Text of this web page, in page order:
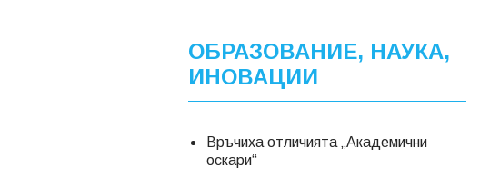
ОБРАЗОВАНИЕ, НАУКА,
ИНОВАЦИИ
Връчиха отличията „Академични
оскари“